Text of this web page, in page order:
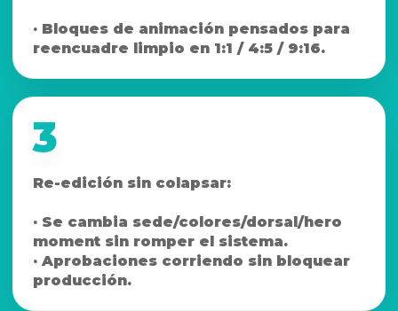
· Bloques de animación pensados para
reencuadre limpio en 1:1 / 4:5 / 9:16.
3
Re-edición sin colapsar:
· Se cambia sede/colores/dorsal/hero
moment sin romper el sistema.
· Aprobaciones corriendo sin bloquear
producción.